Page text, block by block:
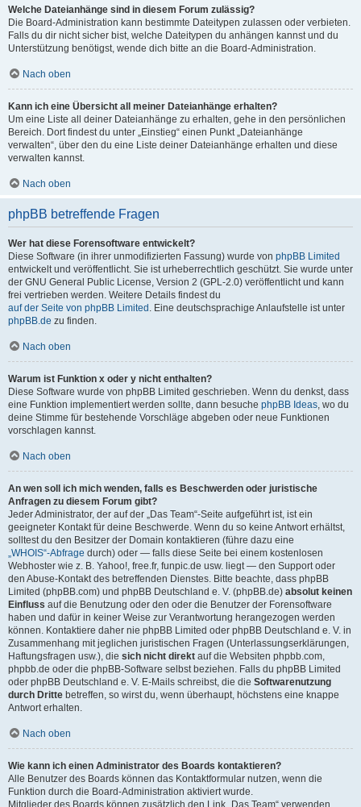
Welche Dateianhänge sind in diesem Forum zulässig?
Die Board-Administration kann bestimmte Dateitypen zulassen oder verbieten.
Falls du dir nicht sicher bist, welche Dateitypen du anhängen kannst und du
Unterstützung benötigst, wende dich bitte an die Board-Administration.
Nach oben
Kann ich eine Übersicht all meiner Dateianhänge erhalten?
Um eine Liste all deiner Dateianhänge zu erhalten, gehe in den persönlichen
Bereich. Dort findest du unter „Einstieg“ einen Punkt „Dateianhänge
verwalten“, über den du eine Liste deiner Dateianhänge erhalten und diese
verwalten kannst.
Nach oben
phpBB betreffende Fragen
Wer hat diese Forensoftware entwickelt?
Diese Software (in ihrer unmodifizierten Fassung) wurde von phpBB Limited
entwickelt und veröffentlicht. Sie ist urheberrechtlich geschützt. Sie wurde unter
der GNU General Public License, Version 2 (GPL-2.0) veröffentlicht und kann
frei vertrieben werden. Weitere Details findest du
auf der Seite von phpBB Limited . Eine deutschsprachige Anlaufstelle ist unter
phpBB.de zu finden.
Nach oben
Warum ist Funktion x oder y nicht enthalten?
Diese Software wurde von phpBB Limited geschrieben. Wenn du denkst, dass
eine Funktion implementiert werden sollte, dann besuche phpBB Ideas, wo du
deine Stimme für bestehende Vorschläge abgeben oder neue Funktionen
vorschlagen kannst.
Nach oben
An wen soll ich mich wenden, falls es Beschwerden oder juristische
Anfragen zu diesem Forum gibt?
Jeder Administrator, der auf der „Das Team“-Seite aufgeführt ist, ist ein
geeigneter Kontakt für deine Beschwerde. Wenn du so keine Antwort erhältst,
solltest du den Besitzer der Domain kontaktieren (führe dazu eine
„WHOIS“-Abfrage durch) oder — falls diese Seite bei einem kostenlosen
Webhoster wie z. B. Yahoo!, free.fr, funpic.de usw. liegt — den Support oder
den Abuse-Kontakt des betreffenden Dienstes. Bitte beachte, dass phpBB
Limited (phpBB.com) und phpBB Deutschland e. V. (phpBB.de) absolut keinen
Einfluss auf die Benutzung oder den oder die Benutzer der Forensoftware
haben und dafür in keiner Weise zur Verantwortung herangezogen werden
können. Kontaktiere daher nie phpBB Limited oder phpBB Deutschland e. V. in
Zusammenhang mit jeglichen juristischen Fragen (Unterlassungserklärungen,
Haftungsfragen usw.), die sich nicht direkt auf die Websiten phpbb.com,
phpbb.de oder die phpBB-Software selbst beziehen. Falls du phpBB Limited
oder phpBB Deutschland e. V. E-Mails schreibst, die die Softwarenutzung
durch Dritte betreffen, so wirst du, wenn überhaupt, höchstens eine knappe
Antwort erhalten.
Nach oben
Wie kann ich einen Administrator des Boards kontaktieren?
Alle Benutzer des Boards können das Kontaktformular nutzen, wenn die
Funktion durch die Board-Administration aktiviert wurde.
Mitglieder des Boards können zusätzlich den Link „Das Team“ verwenden.